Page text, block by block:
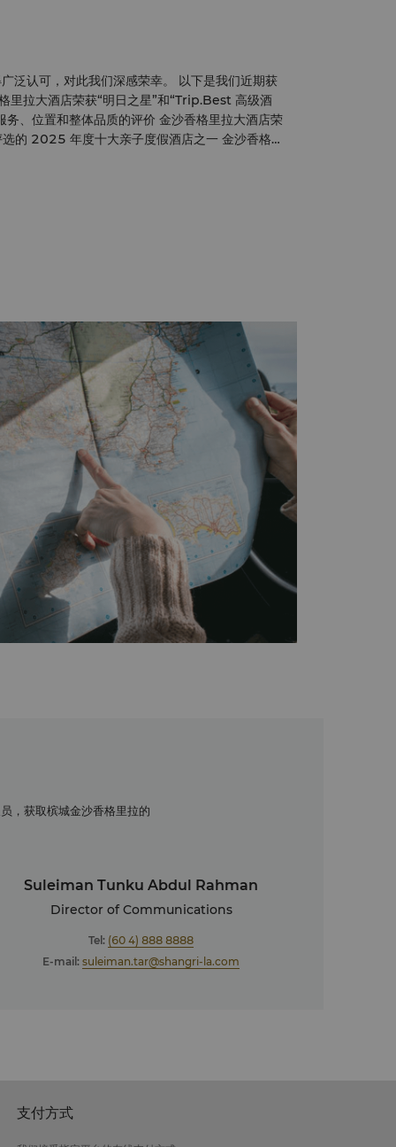
泛认可，对此我们深感荣幸。 以下是我们近期获
务、位置和整体品质的评价 金沙香格里拉大酒店荣
2025 年度十大亲子度假酒店之一 金沙香格里
标准颁发
准奖 － 获奖时间 2022 年 1 月 金沙香格
展场地标准奖（国家级别）– 获奖时间 2022
色
检验集团
Sdn Bhd.) 颁发的“Clean & Safe
年 12 月 2020 金沙香格里拉在
论奖中获得 8.2/10 的评分 – 2020 年 2 月
拉荣获香格里拉酒店与度
帖文最活跃奖”– 2019 年 5 月 金沙
最佳蜜月酒店 20 强 – 2019 年 7 月 金沙香
Kids 读者之选奖十佳家庭度假酒店 – 获奖时
，获取槟城金沙香格里拉的
Suleiman Tunku Abdul Rahman
Director of Communications
Tel: (60 4) 888 8888
E-mail:suleiman.tar@shangri-la.com
支付方式